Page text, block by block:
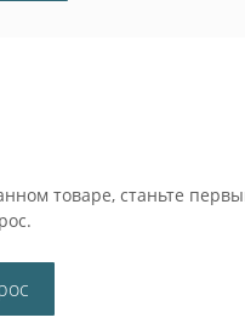
товаре, станьте